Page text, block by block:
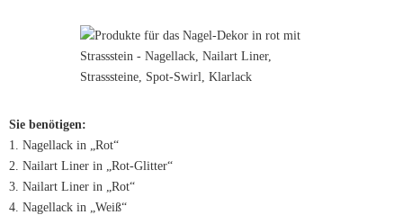
Sie benötigen:
1. Nagellack in „Rot“
2. Nailart Liner in „Rot-Glitter“
3. Nailart Liner in „Rot“
4. Nagellack in „Weiß“